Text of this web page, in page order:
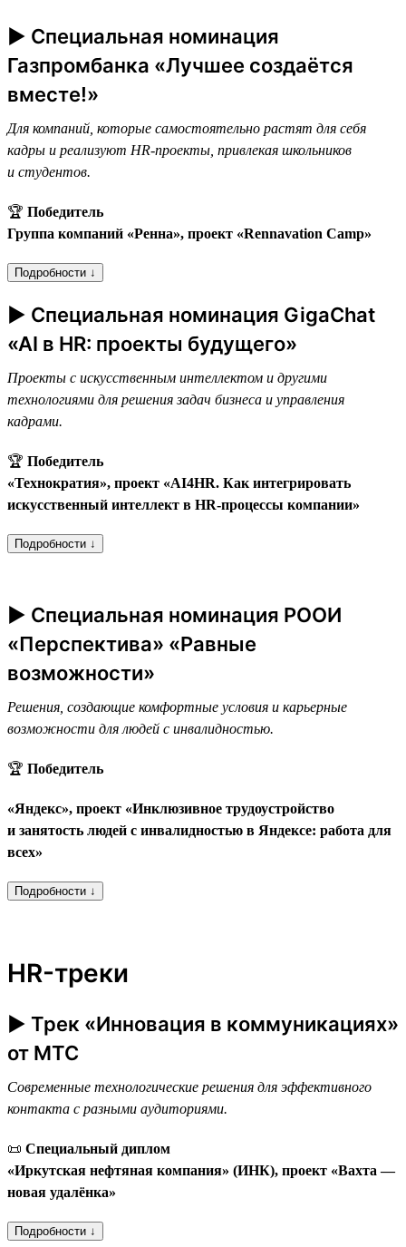
► Специальная номинация
Газпромбанка «Лучшее создаётся
вместе!»
Для компаний, которые самостоятельно растят для себя
кадры и реализуют HR-проекты, привлекая школьников
и студентов.
🏆 Победитель
Группа компаний «Ренна», проект «Rennavation Camp»
Подробности ↓
► Специальная номинация GigaChat
«AI в HR: проекты будущего»
Проекты с искусственным интеллектом и другими
технологиями для решения задач бизнеса и управления
кадрами.
🏆 Победитель
«Технократия», проект «AI4HR. Как интегрировать
искусственный интеллект в HR-процессы компании»
Подробности ↓
► Специальная номинация РООИ
«Перспектива» «Равные
возможности»
Решения, создающие комфортные условия и карьерные
возможности для людей с инвалидностью.
🏆 Победитель
«Яндекс», проект «Инклюзивное трудоустройство
и занятость людей с инвалидностью в Яндексе: работа для
всех»
Подробности ↓
HR-треки
► Трек «Инновация в коммуникациях»
от МТС
Современные технологические решения для эффективного
контакта с разными аудиториями.
📜 Специальный диплом
«Иркутская нефтяная компания» (ИНК), проект «Вахта —
новая удалёнка»
Подробности ↓